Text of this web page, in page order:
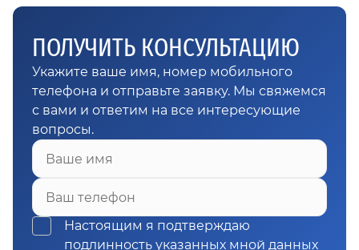
ПОЛУЧИТЬ КОНСУЛЬТАЦИЮ
Укажите ваше имя, номер мобильного
телефона и отправьте заявку. Мы свяжемся
с вами и ответим на все интересующие
вопросы.
Ваше имя
Ваш телефон
Настоящим я подтверждаю
подлинность указанных мной данных